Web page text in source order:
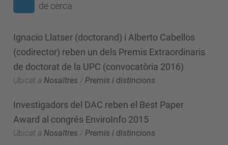
de cerca
Ignacio Llatser (doctorand) i Alberto Cabellos
(codirector) reben un dels Premis Extraordinaris
de doctorat de la UPC (convocatòria 2016)
Ubicat a Nosaltres / Premis i distincions
Investigadors del DAC reben el Best Paper
Award al congrés EnviroInfo 2015
Ubicat a Nosaltres /Premis i distincions